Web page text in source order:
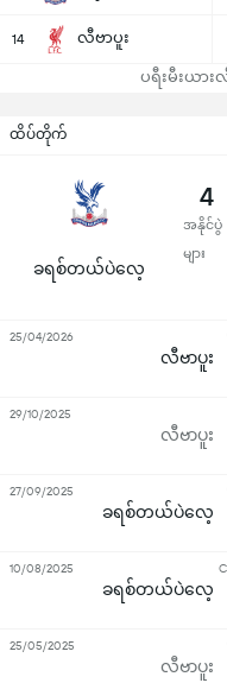
14 လီဗာပူး
ပရီးမီးယားလီ
ထိပ်တိုက်
ခရစ်တယ်ပဲလေ့
4
အနိုင်ပွဲ
များ
လီဗာပူး
25/04/2026
လီဗာပူး
29/10/2025
ခရစ်တယ်ပဲလေ့
27/09/2025
ခရစ်တယ်ပဲလေ့
10/08/2025
လီဗာပူး
25/05/2025